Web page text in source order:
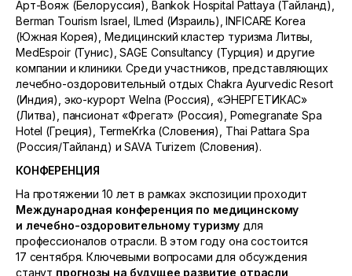
Арт-Вояж (Белоруссия), Bankok Hospital Pattaya (Тайланд),
Berman Tourism Israel, ILmed (Израиль), INFICARE Korea
(Южная Корея), Медицинский кластер туризма Литвы,
MedEspoir (Тунис), SAGE Consultancy (Турция) и другие
компании и клиники. Среди участников, представляющих
лечебно-оздоровительный отдых Chakra Ayurvedic Resort
(Индия), эко-курорт Welna (Россия), «ЭНЕРГЕТИКАС»
(Литва), пансионат «Фрегат» (Россия), Pomegranate Spa
Hotel (Греция), TermeKrka (Словения), Thai Pattara Spa
(Россия/Тайланд) и SAVA Turizem (Словения).
КОНФЕРЕНЦИЯ
На протяжении 10 лет в рамках экспозиции проходит
Международная конференция по медицинскому
и лечебно-оздоровительному туризму для
профессионалов отрасли. В этом году она состоится
17 сентября. Ключевыми вопросами для обсуждения
станут прогнозы на будущее развитие отрасли